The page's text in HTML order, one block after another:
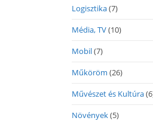
Logisztika(7)
Média, TV(10)
Mobil(7)
Műköröm (26)
Művészet és Kultúra
Növények(5)